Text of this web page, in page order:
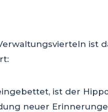
ist
ist der
neuer